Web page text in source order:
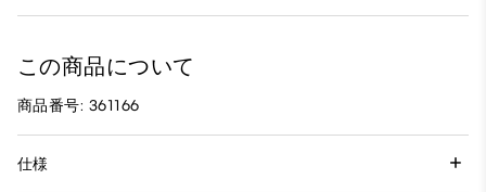
この商品について
商品番号: 361166
仕様